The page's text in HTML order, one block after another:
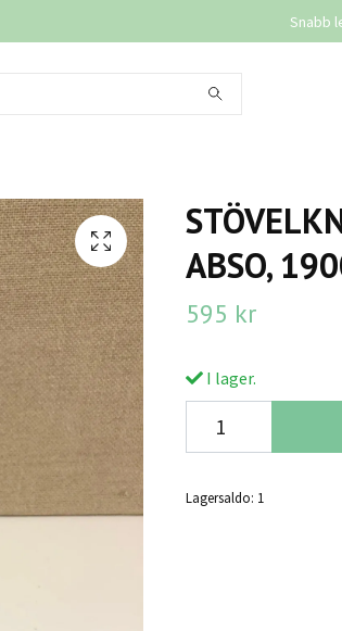
Snabb
ABSO,
595 kr
I lager.
Lagersaldo: 1